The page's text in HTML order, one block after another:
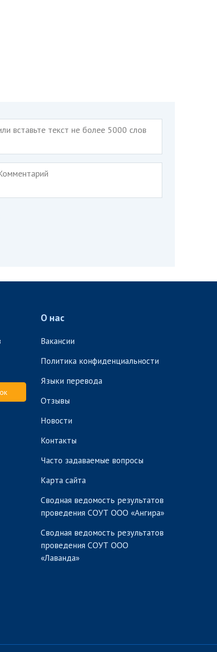
О нас
Вакансии
Политика конфиденциальности
Языки перевода
Отзывы
Новости
Контакты
Часто задаваемые вопросы
Карта сайта
Сводная ведомость результатов
проведения СОУТ ООО «Ангира»
Сводная ведомость результатов
проведения СОУТ ООО
«Лаванда»